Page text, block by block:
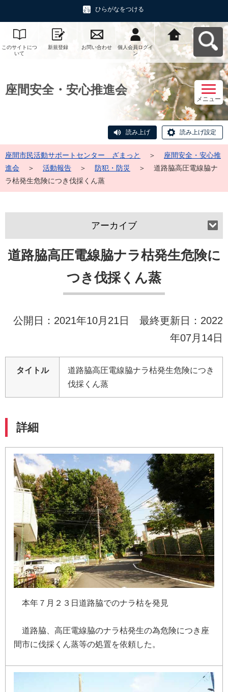
ひらがなをつける
このサイトにつ
いて
新規登録 お問い合わせ
個人会員ログイ
ン
座間市民活動サ
ポートセンタ
ー ざまっとへ
戻る
座間安全・安心推進会
メニュー
読み上げ 読み上げ設定
座間市民活動サポートセンター ざまっと ＞
座間安全・安心推
進会
＞ 活動報告 ＞ 防犯・防災 ＞
道路脇高圧電線脇ナ
ラ枯発生危険につき伐採くん蒸
道路脇高圧電線脇ナラ枯発生危険に
つき伐採くん蒸
公開日：2021年10月21日 最終更新日：2022
年07月14日
タイトル
道路脇高圧電線脇ナラ枯発生危険につき
伐採くん蒸
詳細
本年 ７ 月 ２ ３ 日 道路脇でのナラ枯を発 見
道路脇 高圧電線脇のナラ枯発生の為危険につき 座
間市に伐採 く ん蒸等の処置を依頼した 。
アーカイブ